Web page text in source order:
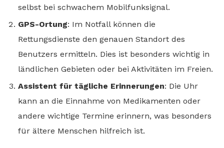
selbst bei schwachem Mobilfunksignal.
GPS-Ortung: Im Notfall können die
Rettungsdienste den genauen Standort des
Benutzers ermitteln. Dies ist besonders wichtig in
ländlichen Gebieten oder bei Aktivitäten im Freien.
Assistent für tägliche Erinnerungen: Die Uhr
kann an die Einnahme von Medikamenten oder
andere wichtige Termine erinnern, was besonders
für ältere Menschen hilfreich ist.